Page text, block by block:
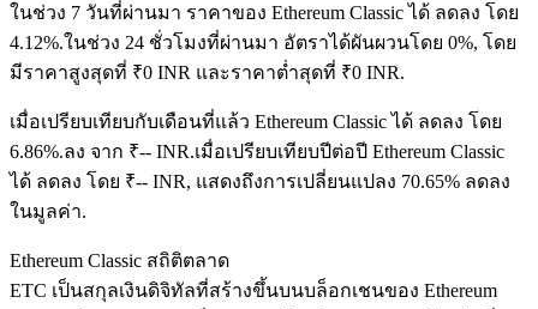
ฟิวเจอร์ส USDC
ฟิวเจอร์สที่ใช้ USDC เป็นหลักประกัน
ในช่วง 7 วันที่ผ่านมา ราคาของ Ethereum Classic ได้ ลดลง โดย
4.12%.ในช่วง 24 ชั่วโมงที่ผ่านมา อัตราได้ผันผวนโดย 0%, โดย
มีราคาสูงสุดที่ ₹0 INR และราคาต่ำสุดที่ ₹0 INR.
เมื่อเปรียบเทียบกับเดือนที่แล้ว Ethereum Classic ได้ ลดลง โดย
6.86%.ลง จาก ₹-- INR.เมื่อเปรียบเทียบปีต่อปี Ethereum Classic
ได้ ลดลง โดย ₹-- INR, แสดงถึงการเปลี่ยนแปลง 70.65% ลดลง
ในมูลค่า.
Ethereum Classic สถิติตลาด
ETC เป็นสกุลเงินดิจิทัลที่สร้างขึ้นบนบล็อกเชนของ Ethereum